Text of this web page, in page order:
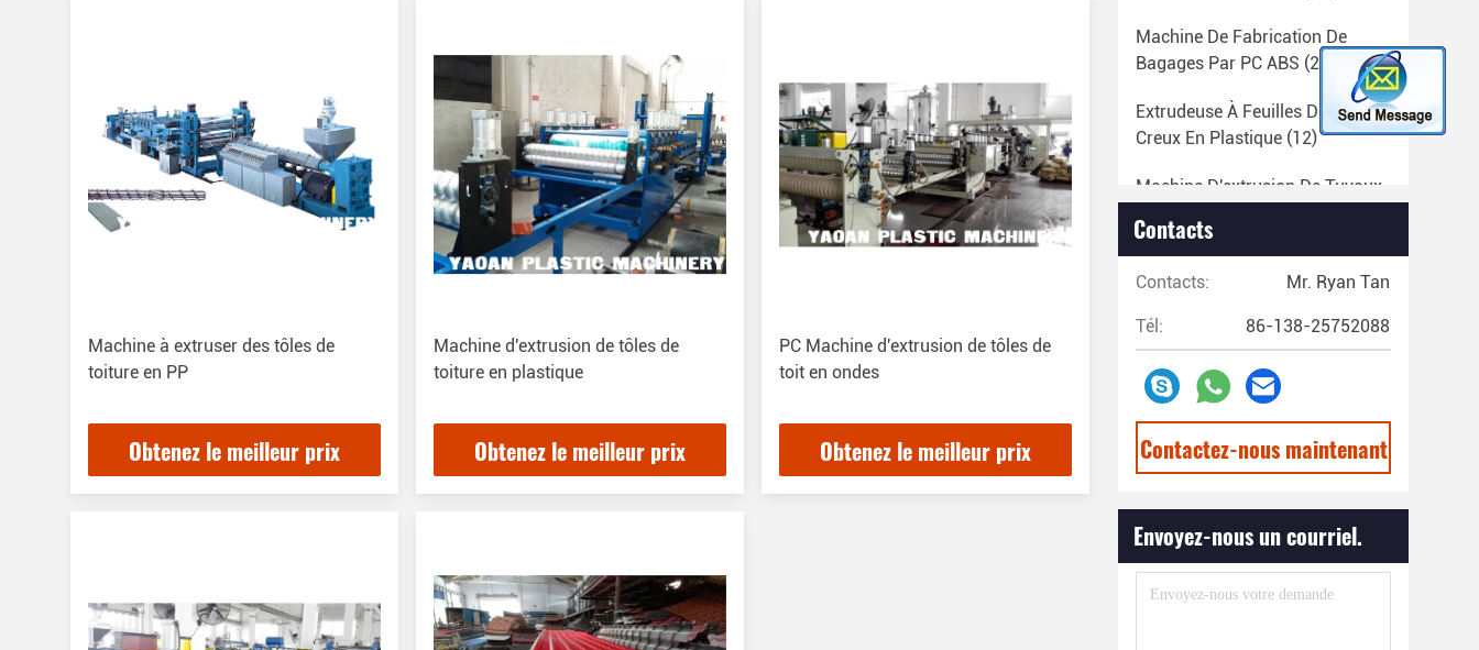
Machine à extruser des tôles de
toiture en PP
Obtenez le meilleur prix
Machine d'extrusion de tôles de
toiture en plastique
Obtenez le meilleur prix
PC Machine d'extrusion de tôles de
toit en ondes
Obtenez le meilleur prix
Machine De Fabrication De
Bagages Par PC ABS (24)
Extrudeuse À Feuilles De Profil
Creux En Plastique (12)
Machine D'extrusion De Tuyaux
EVA Machine À Coller À La
Chaleur(29)
Machine À Extruder Des Tuyaux
Ligne De Production De Bandes
En Plastique
Filaments Plastiques(20)
Machine À Extruder Des Profils
En Plastique(39)
Contacts
Contacts: Mr. Ryan Tan
Tél: 86-138-25752088
Contactez-nous maintenant
Envoyez-nous un courriel.